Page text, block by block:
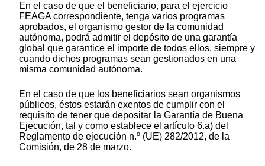
En el caso de que el beneficiario, para el ejercicio
FEAGA correspondiente, tenga varios programas
aprobados, el organismo gestor de la comunidad
autónoma, podrá admitir el depósito de una garantía
global que garantice el importe de todos ellos, siempre y
cuando dichos programas sean gestionados en una
misma comunidad autónoma.
En el caso de que los beneficiarios sean organismos
públicos, éstos estarán exentos de cumplir con el
requisito de tener que depositar la Garantía de Buena
Ejecución, tal y como establece el artículo 6.a) del
Reglamento de ejecución n.º (UE) 282/2012, de la
Comisión, de 28 de marzo.